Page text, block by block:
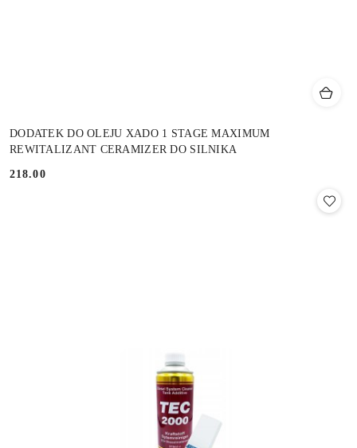
DODATEK DO OLEJU XADO 1 STAGE MAXIMUM
REWITALIZANT CERAMIZER DO SILNIKA
Cena:
218.00